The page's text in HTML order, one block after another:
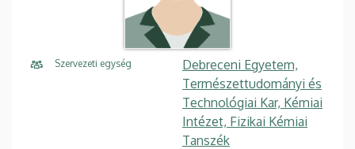
Szervezeti egység
Debreceni Egyetem,
Természettudományi és
Technológiai Kar, Kémiai
Intézet, Fizikai Kémiai
Tanszék